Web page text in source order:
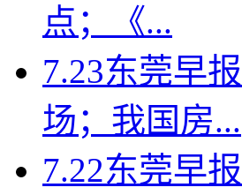
点；《...
7.23东莞早
场；我国房...
7.22东莞早